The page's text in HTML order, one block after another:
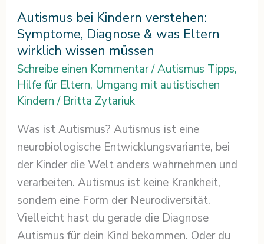
Autismus bei Kindern verstehen:
Symptome, Diagnose & was Eltern
wirklich wissen müssen
Schreibe einen Kommentar/Autismus Tipps,
Hilfe für Eltern, Umgang mit autistischen
Kindern/ Britta Zytariuk
Was ist Autismus? Autismus ist eine
neurobiologische Entwicklungsvariante, bei
der Kinder die Welt anders wahrnehmen und
verarbeiten. Autismus ist keine Krankheit,
sondern eine Form der Neurodiversität.
Vielleicht hast du gerade die Diagnose
Autismus für dein Kind bekommen. Oder du